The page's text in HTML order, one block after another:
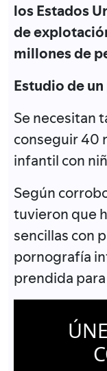
los Estados
de
millones de
Estudio de
Se necesitan
conseguir 40
infantil con
Según
tuvieron que
sencillas con
pornografía
prendida